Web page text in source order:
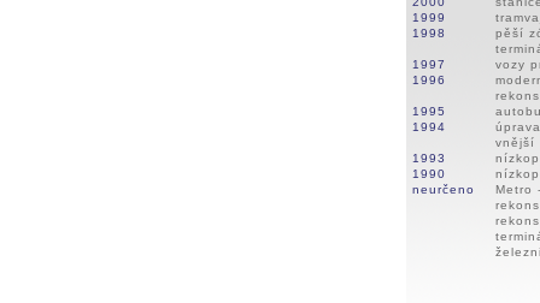
1999
1998
pěší
1997
vozy
1996
1995
1994
vnější
1993
1990
neurčeno
Metro